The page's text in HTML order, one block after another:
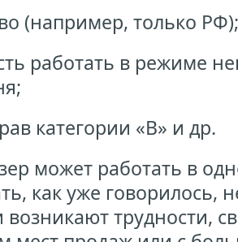
(например, только РФ);
работать в режиме
категории «В» и др.
может работать в
как уже говорилось,
возникают трудности,